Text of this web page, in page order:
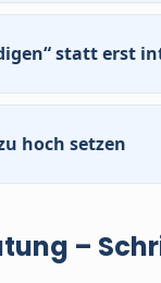
nützt
bewerten.
statt erst
zuerst geprüft
hoch setzen
–